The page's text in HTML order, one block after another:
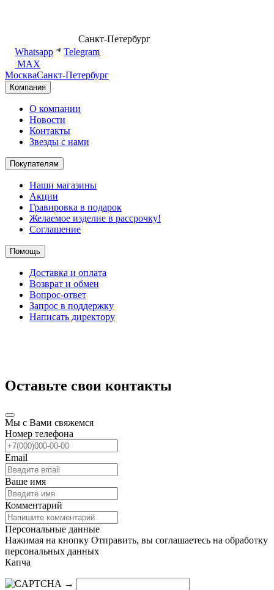
Санкт-Петербург
Whatsapp
Telegram
MAX
МоскваСанкт-Петербург
Компания
О компании
Новости
Контакты
Звезды с нами
Покупателям
Наши магазины
Акции
Гравировка в подарок
Желаемое изделие в рассрочку!
Соглашение
Помощь
Доставка и оплата
Возврат и обмен
Вопрос-ответ
Запрос в поддержку
Написать директору
Оставьте свои контакты
Мы с Вами свяжемся
Номер телефона
Email
Ваше имя
Комментарий
Персональные данные
Нажимая на кнопку Отправить, вы соглашаетесь на обработку
персональных данных
Капча
→